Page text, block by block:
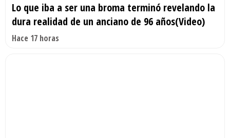
Lo que iba a ser una broma terminó revelando la
dura realidad de un anciano de 96 años(Video)
Hace 17 horas